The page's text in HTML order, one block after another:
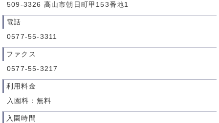
509-3326 高山市朝日町甲153番地1
電話
0577-55-3311
ファクス
0577-55-3217
利用料金
入園料：無料
入園時間